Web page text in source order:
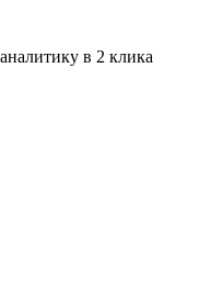
в 2 клика